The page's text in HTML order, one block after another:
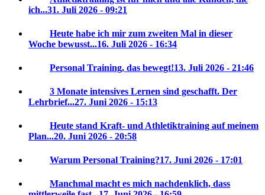
ich...31. Juli 2026 - 09:21
Heute habe ich mir zum zweiten Mal in dieser
Woche bewusst...16. Juli 2026 - 16:34
Personal Training, das bewegt!13. Juli 2026 - 21:46
3 Monate intensives Lernen sind geschafft. Der
Lehrbrief...27. Juni 2026 - 15:13
Heute stand Kraft- und Athletiktraining auf meinem
Plan...20. Juni 2026 - 20:58
Warum Personal Training?17. Juni 2026 - 17:01
Manchmal macht es mich nachdenklich, dass